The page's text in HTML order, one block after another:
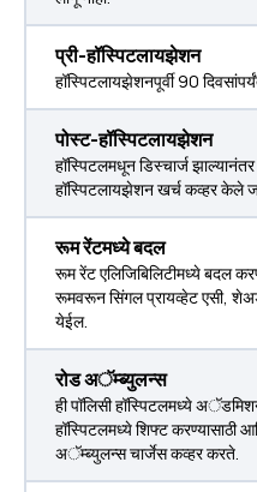
प्री-हॉस्पिटलायझेशन
हॉस्पिटलायझेशनपूर्वी 90
पोस्ट-हॉस्पिटलायझेशन
हॉस्पिटलमधून डिस्चार्ज
हॉस्पिटलायझेशन खर्च कव्हर केले
रूम रेंटमध्ये बदल
रूम रेंट एलिजिबिलिटीमध्ये बदल
रूमवरून सिंगल प्रायव्हेट एसी,
येईल.
रोड अॅम्ब्युलन्स
ही पॉलिसी हॉस्पिटलमध्ये
हॉस्पिटलमध्ये शिफ्ट करण्यासाठी
अॅम्ब्युलन्स चार्जेस कव्हर करते.